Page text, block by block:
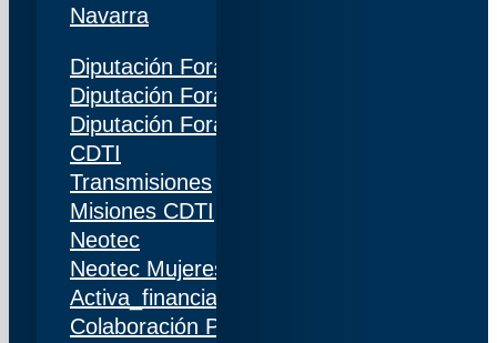
Navarra
Diputación Foral de Gipuzkoa
Diputación Foral de Bizkaia
Diputación Foral de Álava
CDTI
Transmisiones
Misiones CDTI
Neotec
Neotec Mujeres
Activa_financiación (IDI)
Colaboración Público-Privada (CPP)